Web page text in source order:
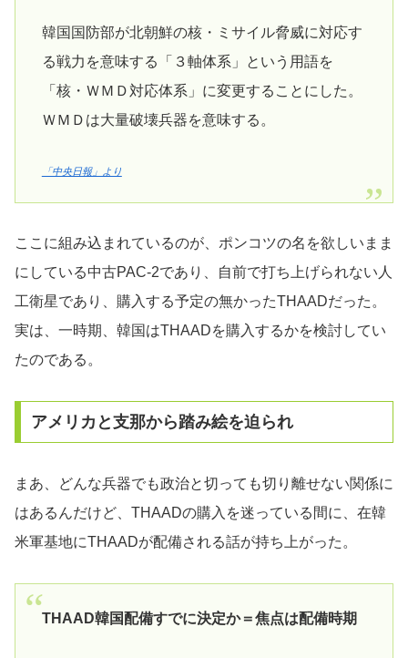
韓国国防部が北朝鮮の核・ミサイル脅威に対応す
る戦力を意味する「３軸体系」という用語を
「核・ＷＭＤ対応体系」に変更することにした。
ＷＭＤは大量破壊兵器を意味する。
「中央日報」より
ここに組み込まれているのが、ポンコツの名を欲しいまま
にしている中古PAC-2であり、自前で打ち上げられない人
工衛星であり、購入する予定の無かったTHAADだった。
実は、一時期、韓国はTHAADを購入するかを検討してい
たのである。
アメリカと支那から踏み絵を迫られ
まあ、どんな兵器でも政治と切っても切り離せない関係に
はあるんだけど、THAADの購入を迷っている間に、在韓
米軍基地にTHAADが配備される話が持ち上がった。
THAAD韓国配備すでに決定か＝焦点は配備時期